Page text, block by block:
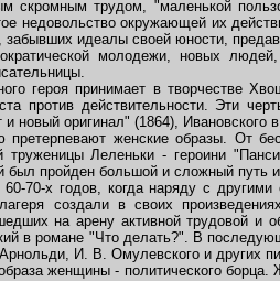
скромным трудом, "маленькой
недовольство окружающей их
идеалы своей юности,
молодежи, новых людей,
героя принимает в творчестве
против действительности. Эти
и новый оригинал" (1864), Ивановского
женские образы. От
труженицы Леленьки - героини
был пройден большой и сложный путь
70-х годов, когда наряду с
лагеря создали в своих
на арену активной трудовой и
в романе "Что делать?". В
И. В. Омулевского и других
женщины - политического